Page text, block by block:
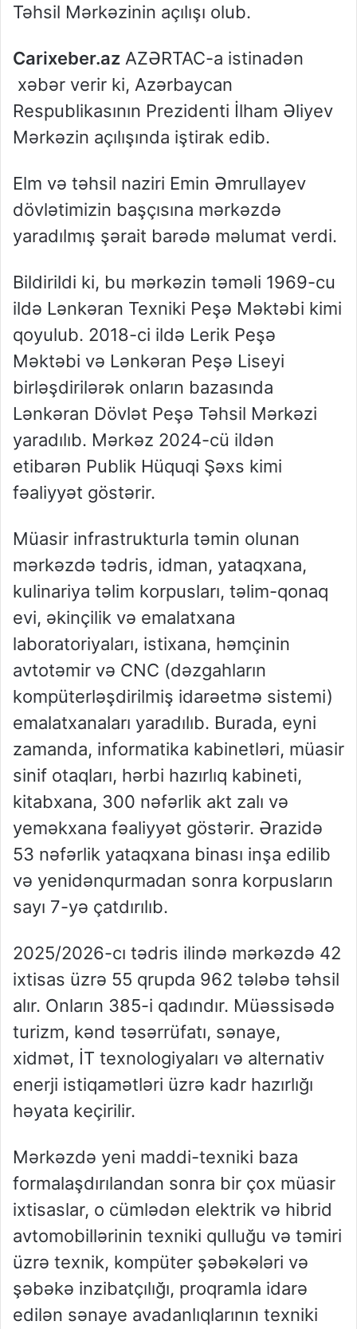
Təhsil Mərkəzinin açılışı olub.
Carixeber.az AZƏRTAC-a istinadən
xəbər verir ki, Azərbaycan
Respublikasının Prezidenti İlham Əliyev
Mərkəzin açılışında iştirak edib.
Elm və təhsil naziri Emin Əmrullayev
dövlətimizin başçısına mərkəzdə
yaradılmış şərait barədə məlumat verdi.
Bildirildi ki, bu mərkəzin təməli 1969-cu
ildə Lənkəran Texniki Peşə Məktəbi kimi
qoyulub. 2018-ci ildə Lerik Peşə
Məktəbi və Lənkəran Peşə Liseyi
birləşdirilərək onların bazasında
Lənkəran Dövlət Peşə Təhsil Mərkəzi
yaradılıb. Mərkəz 2024-cü ildən
etibarən Publik Hüquqi Şəxs kimi
fəaliyyət göstərir.
Müasir infrastrukturla təmin olunan
mərkəzdə tədris, idman, yataqxana,
kulinariya təlim korpusları, təlim-qonaq
evi, əkinçilik və emalatxana
laboratoriyaları, istixana, həmçinin
avtotəmir və CNC (dəzgahların
kompüterləşdirilmiş idarəetmə sistemi)
emalatxanaları yaradılıb. Burada, eyni
zamanda, informatika kabinetləri, müasir
sinif otaqları, hərbi hazırlıq kabineti,
kitabxana, 300 nəfərlik akt zalı və
yeməkxana fəaliyyət göstərir. Ərazidə
53 nəfərlik yataqxana binası inşa edilib
və yenidənqurmadan sonra korpusların
sayı 7-yə çatdırılıb.
2025/2026-cı tədris ilində mərkəzdə 42
ixtisas üzrə 55 qrupda 962 tələbə təhsil
alır. Onların 385-i qadındır. Müəssisədə
turizm, kənd təsərrüfatı, sənaye,
xidmət, İT texnologiyaları və alternativ
enerji istiqamətləri üzrə kadr hazırlığı
həyata keçirilir.
Mərkəzdə yeni maddi-texniki baza
formalaşdırılandan sonra bir çox müasir
ixtisaslar, o cümlədən elektrik və hibrid
avtomobillərinin texniki qulluğu və təmiri
üzrə texnik, kompüter şəbəkələri və
şəbəkə inzibatçılığı, proqramla idarə
edilən sənaye avadanlıqlarının texniki